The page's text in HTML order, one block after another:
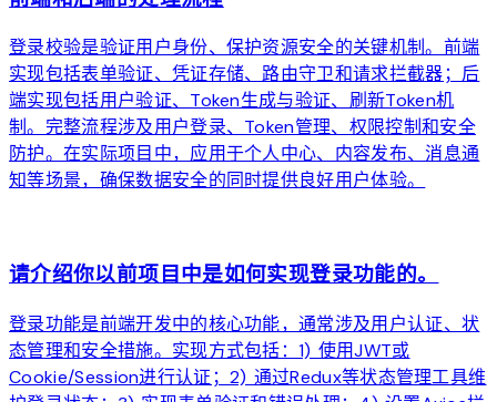
登录校验是验证用户身份、保护资源安全的关键机制。前端
实现包括表单验证、凭证存储、路由守卫和请求拦截器；后
端实现包括用户验证、Token生成与验证、刷新Token机
制。完整流程涉及用户登录、Token管理、权限控制和安全
防护。在实际项目中，应用于个人中心、内容发布、消息通
知等场景，确保数据安全的同时提供良好用户体验。
请介绍你以前项目中是如何实现登录功能的。
登录功能是前端开发中的核心功能，通常涉及用户认证、状
态管理和安全措施。实现方式包括：1) 使用JWT或
Cookie/Session进行认证；2) 通过Redux等状态管理工具维